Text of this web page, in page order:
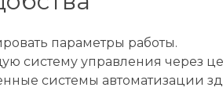
параметры работы.
систему управления через
системы автоматизации